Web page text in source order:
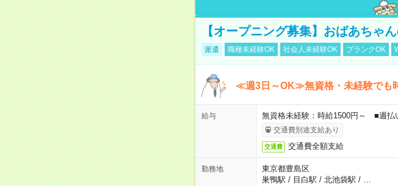
【オープニング募集】おばあちゃ
派遣 職種未経験OK 社会人未経験OK ブランクOK
≪週3日～OK≫無資格・未経験でも
給与 無資格未経験：時給1500円～ ■週
交通費別途支給あり
交通費 交通費全額支給
勤務地
東京都豊島区
巣鴨駅 / 目白駅 / 北池袋駅 / …